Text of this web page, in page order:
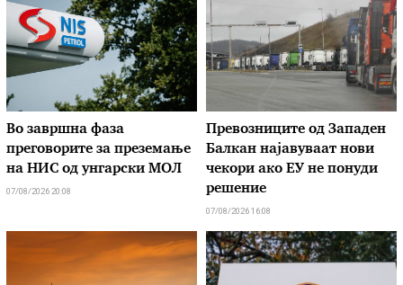
Во завршна фаза
преговорите за преземање
на НИС од унгарски МОЛ
07/08/2026 20:08
Превозниците од Западен
Балкан најавуваат нови
чекори ако ЕУ не понуди
решение
07/08/2026 16:08